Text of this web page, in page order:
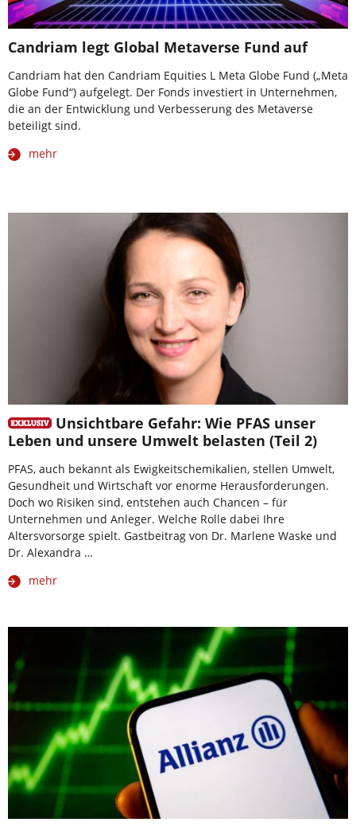
Candriam legt Global Metaverse Fund auf
Candriam hat den Candriam Equities L Meta Globe Fund („Meta
Globe Fund“) aufgelegt. Der Fonds investiert in Unternehmen,
die an der Entwicklung und Verbesserung des Metaverse
beteiligt sind.
mehr
Unsichtbare Gefahr: Wie PFAS unser
Leben und unsere Umwelt belasten (Teil 2)
PFAS, auch bekannt als Ewigkeitschemikalien, stellen Umwelt,
Gesundheit und Wirtschaft vor enorme Herausforderungen.
Doch wo Risiken sind, entstehen auch Chancen – für
Unternehmen und Anleger. Welche Rolle dabei Ihre
Altersvorsorge spielt. Gastbeitrag von Dr. Marlene Waske und
Dr. Alexandra …
mehr